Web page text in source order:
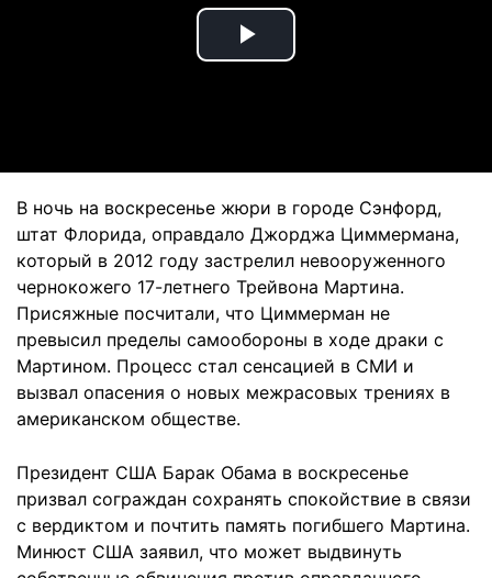
Play
В ночь на воскресенье жюри в городе Сэнфорд,
штат Флорида, оправдало Джорджа Циммермана,
который в 2012 году застрелил невооруженного
чернокожего 17-летнего Трейвона Мартина.
Присяжные посчитали, что Циммерман не
превысил пределы самообороны в ходе драки с
Мартином. Процесс стал сенсацией в СМИ и
вызвал опасения о новых межрасовых трениях в
американском обществе.
Президент США Барак Обама в воскресенье
призвал сограждан сохранять спокойствие в связи
с вердиктом и почтить память погибшего Мартина.
Минюст США заявил, что может выдвинуть